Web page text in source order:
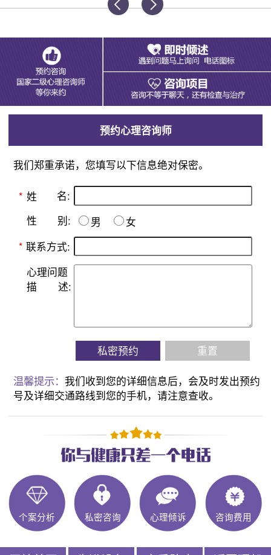
预约心理咨询师
我们郑重承诺，您填写以下信息绝对保密。
* 姓 名:
性 别: 男
女
* 联系方式:
心理问题
描
述:
私密预约 重置
温馨提示：我们收到您的详细信息后，会及时发出预约
号及详细交通路线到您的手机，请注意查收。
个案分析 私密咨询 心理倾诉 咨询费用